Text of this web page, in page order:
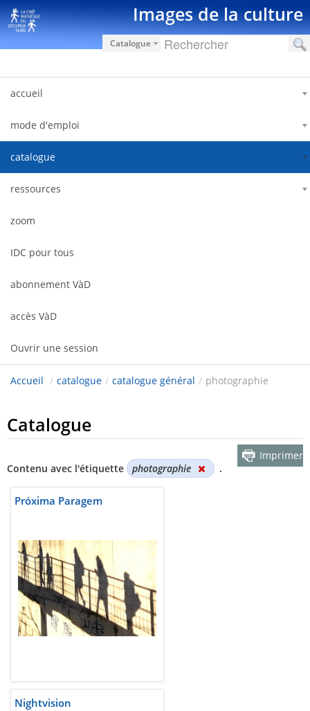
Saut au contenu Images de la culture
Catalogue
accueil
mode d'emploi
catalogue
ressources
zoom
IDC pour tous
abonnement VàD
accès VàD
Ouvrir une session
Accueil / catalogue / catalogue général / photographie
Catalogue
Contenu avec l'étiquette photographie .
Imprimer
Próxima Paragem
Nightvision